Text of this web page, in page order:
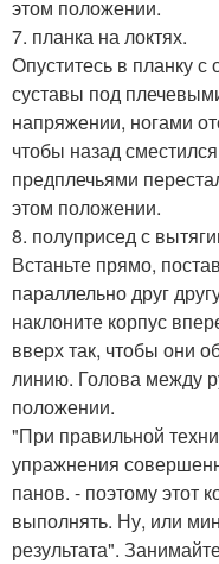
этом положении.
7. планка на локтях.
Опуститесь в планку
суставы под
напряжении, ногами
чтобы назад
предплечьями
этом положении.
8. полуприсед с
Встаньте прямо,
параллельно друг
наклоните корпус
вверх так, чтобы они
линию. Голова между
положении.
"При правильной
упражнения
панов. - поэтому этот
выполнять. Ну, или
результата".